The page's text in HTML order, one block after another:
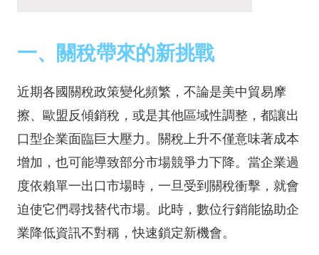
一、關稅帶來的新挑戰
近期各國關稅政策變化頻繁，不論是美中貿易摩
擦、歐盟反傾銷稅，或是其他區域性調整，都讓出
口型企業面臨巨大壓力。關稅上升不僅意味著成本
增加，也可能導致部分市場競爭力下降。當企業過
度依賴單一出口市場時，一旦受到關稅衝擊，就會
迫使它們尋找替代市場。此時，數位行銷能協助企
業降低資訊不對稱，快速鎖定新機會。